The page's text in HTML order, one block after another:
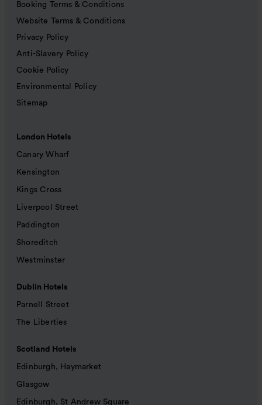
Booking Terms & Conditions
Website Terms & Conditions
Privacy Policy
Anti-Slavery Policy
Cookie Policy
Environmental Policy
Sitemap
London Hotels
Canary Wharf
Kensington
Kings Cross
Liverpool Street
Paddington
Shoreditch
Westminster
Dublin Hotels
Parnell Street
The Liberties
Scotland Hotels
Edinburgh, Haymarket
Glasgow
Edinburgh, St Andrew Square